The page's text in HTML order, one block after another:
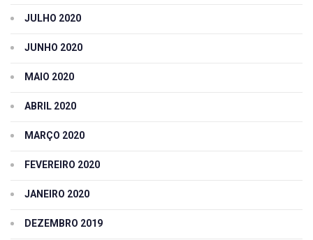
JULHO 2020
JUNHO 2020
MAIO 2020
ABRIL 2020
MARÇO 2020
FEVEREIRO 2020
JANEIRO 2020
DEZEMBRO 2019